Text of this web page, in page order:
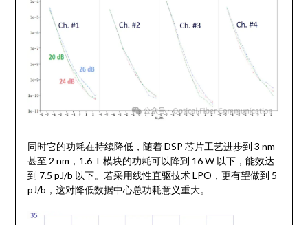
同时它的功耗在持续降低，随着 DSP 芯片工艺进步到 3 nm
甚至 2 nm，1.6 T 模块的功耗可以降到 16 W 以下，能效达
到 7.5 pJ/b 以下。若采用线性直驱技术 LPO，更有望做到 5
pJ/b，这对降低数据中心总功耗意义重大。